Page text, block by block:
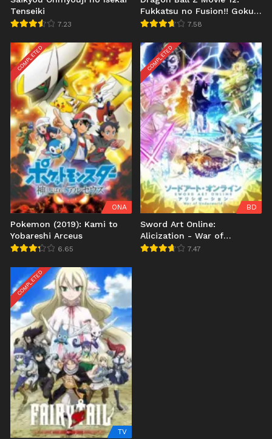
Tenseiki
7.23
Fukkatsu no Fusion!! Gokuu
to Vegeta
7.58
COMPLETED
ONA
Pokemon (2019): Kami to
Yobareshi Arceus
6.65
COMPLETED
BD
Sword Art Online:
Alicization - War of
Underworld 2nd Season
7.47
COMPLETED
TV